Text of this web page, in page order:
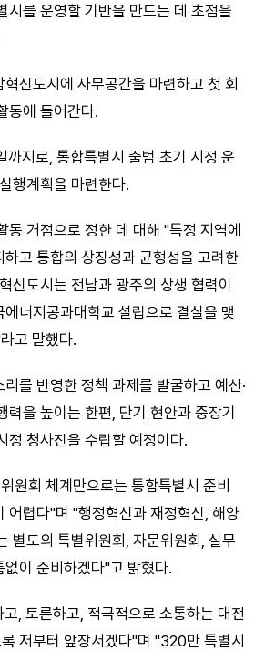
시를 운영할 기반을 만드는 데 초점을
신도시에 사무공간을 마련하고 첫 회
동에 들어간다.
지로, 통합특별시 출범 초기 시정 운
행계획을 마련한다.
동 거점으로 정한 데 대해 "특정 지역에
고 통합의 상징성과 균형성을 고려한
신도시는 전남과 광주의 상생 협력이
너지공과대학교 설립으로 결실을 맺
고 말했다.
를 반영한 정책 과제를 발굴하고 예산·
력을 높이는 한편, 단기 현안과 중장기
정 청사진을 수립할 예정이다.
원회 체계만으로는 통합특별시 준비
어렵다"며 "행정혁신과 재정혁신, 해양
별도의 특별위원회, 자문위원회, 실무
이 준비하겠다"고 밝혔다.
, 토론하고, 적극적으로 소통하는 대전
저부터 앞장서겠다"며 "320만 특별시